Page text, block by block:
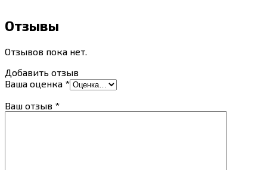
Отзывы
Отзывов пока нет.
Добавить отзыв
Ваша оценка *
Ваш отзыв *